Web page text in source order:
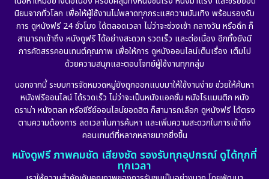
Disaster (10)
Disney+ (21)
Drama ดราม่า (882)
Dystopian (17)
Emotional (101)
นิยมจากทั่วโลก เพื่อให้ผู้ใช้งานไม่พลาดทุกกระแสความบันเทิง พร้อมรองรับ
การ ดูหนังฟรี 24 ชั่วโมง ได้ตลอดเวลา ไม่ว่าจะช่วงเช้า กลางวัน หรือดึก ก็
สามารถเข้าถึง หนังดูฟรี ได้อย่างสะดวก รวดเร็ว และต่อเนื่อง อีกทั้งยังมี
การคัดสรรคอนเทนต์คุณภาพ เพื่อให้การ ดูหนังออนไลน์เต็มเรื่อง เต็มไป
ด้วยความสนุกและตอบโจทย์ผู้ใช้งานทุกกลุ่ม
นอกจากนี้ ระบบการจัดหมวดหมู่ยังถูกออกแบบมาให้ใช้งานง่าย ช่วยให้ค้นหา
หนังฟรีออนไลน์ ได้รวดเร็ว ไม่ว่าจะเป็นหนังแอคชั่น หนังโรแมนติก หนัง
ดราม่า หนังตลก หรือซีรีย์ออนไลน์ยอดฮิต ก็สามารถเลือก ดูหนังฟรี ได้ตรง
ตามความต้องการ ลดเวลาในการค้นหา และเพิ่มความสะดวกในการเข้าถึง
คอนเทนต์ที่หลากหลายมากยิ่งขึ้น
หนังดูฟรี ภาพคมชัด เสียงชัด รองรับทุกอุปกรณ์ ดูได้ทุกที่
ทุกเวลา